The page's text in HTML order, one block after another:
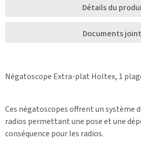
Détails du
Documents
Négatoscope Extra-plat Holtex, 1
Ces négatoscopes offrent un système
radios permettant une pose et une
conséquence pour les radios.